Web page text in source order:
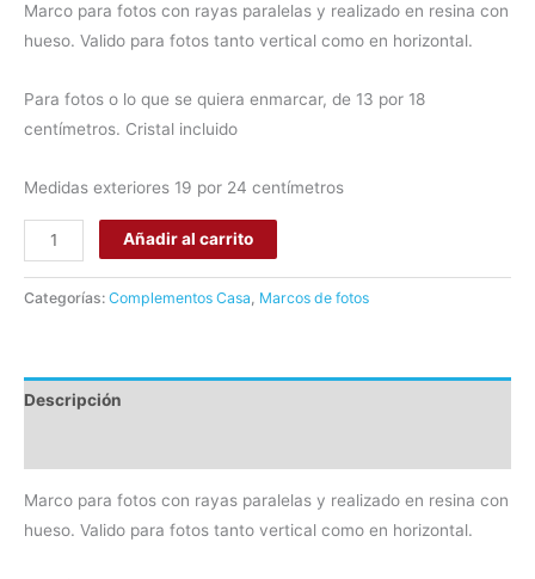
Marco para fotos con rayas paralelas y realizado en resina con
hueso. Valido para fotos tanto vertical como en horizontal.
Para fotos o lo que se quiera enmarcar, de 13 por 18
centímetros. Cristal incluido
Medidas exteriores 19 por 24 centímetros
Añadir al carrito
Categorías: Complementos Casa, Marcos de fotos
Descripción
Marco para fotos con rayas paralelas y realizado en resina con
hueso. Valido para fotos tanto vertical como en horizontal.